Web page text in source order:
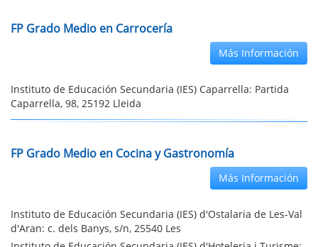
FP Grado Medio en Carrocería
Más Información
Instituto de Educación Secundaria (IES) Caparrella: Partida
Caparrella, 98, 25192 Lleida
FP Grado Medio en Cocina y Gastronomía
Más Información
Instituto de Educación Secundaria (IES) d'Ostalaria de Les-Val
d'Aran: c. dels Banys, s/n, 25540 Les